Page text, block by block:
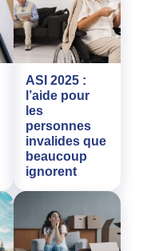
ASI 2025 :
l’aide pour
les
personnes
invalides que
beaucoup
ignorent